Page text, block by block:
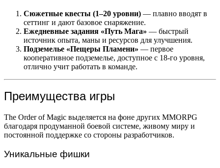
Сюжетные квесты (1–20 уровни) — плавно вводят в
сеттинг и дают базовое снаряжение.
Ежедневные задания «Путь Мага» — быстрый
источник опыта, маны и ресурсов для улучшения.
Подземелье «Пещеры Пламени» — первое
кооперативное подземелье, доступное с 18-го уровня,
отлично учит работать в команде.
Преимущества игры
The Order of Magic выделяется на фоне других MMORPG
благодаря продуманной боевой системе, живому миру и
постоянной поддержке со стороны разработчиков.
Уникальные фишки